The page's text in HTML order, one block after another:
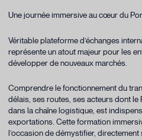
Une journée immersive au cœur du
Véritable plateforme d’échanges
représente un atout majeur pour les
développer de nouveaux marchés.
Comprendre le fonctionnement du
délais, ses routes, ses acteurs dont le
dans la chaîne logistique, est
exportations. Cette formation
l’occasion de démystifier,